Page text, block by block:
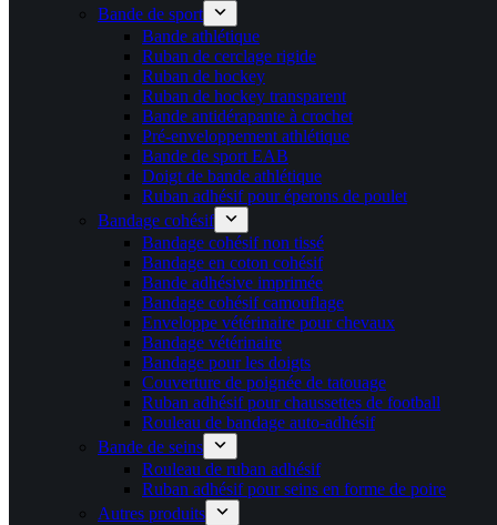
Bande de sport
Bande athlétique
Ruban de cerclage rigide
Ruban de hockey
Ruban de hockey transparent
Bande antidérapante à crochet
Pré-enveloppement athlétique
Bande de sport EAB
Doigt de bande athlétique
Ruban adhésif pour éperons de poulet
Bandage cohésif
Bandage cohésif non tissé
Bandage en coton cohésif
Bande adhésive imprimée
Bandage cohésif camouflage
Enveloppe vétérinaire pour chevaux
Bandage vétérinaire
Bandage pour les doigts
Couverture de poignée de tatouage
Ruban adhésif pour chaussettes de football
Rouleau de bandage auto-adhésif
Bande de seins
Rouleau de ruban adhésif
Ruban adhésif pour seins en forme de poire
Autres produits